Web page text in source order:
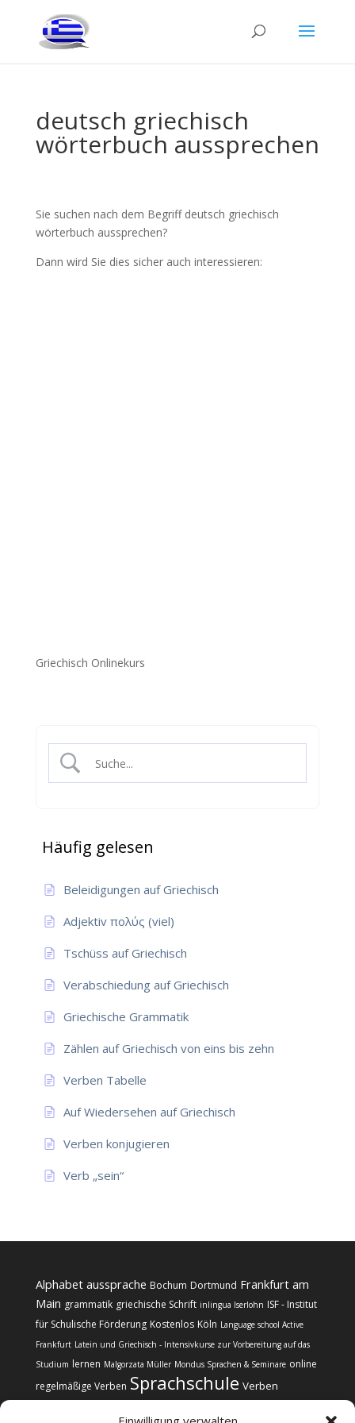
deutsch griechisch
wörterbuch aussprechen
Sie suchen nach dem Begriff deutsch griechisch
wörterbuch aussprechen?
Dann wird Sie dies sicher auch interessieren:
Griechisch Onlinekurs
Häufig gelesen
Beleidigungen auf Griechisch
Adjektiv πολύς (viel)
Tschüss auf Griechisch
Verabschiedung auf Griechisch
Griechische Grammatik
Zählen auf Griechisch von eins bis zehn
Verben Tabelle
Auf Wiedersehen auf Griechisch
Verben konjugieren
Verb „sein“
Alphabet aussprache Bochum Dortmund Frankfurt am
Main grammatik griechische Schrift inlingua Iserlohn ISF - Institut
für Schulische Förderung Kostenlos Köln Language school Active
Frankfurt Latein und Griechisch - Intensivkurse zur Vorbereitung auf das
Studium lernen Malgorzata Müller Mondus Sprachen & Seminare online
regelmäßige Verben Sprachschule Verben